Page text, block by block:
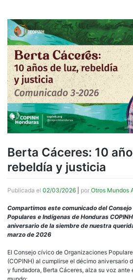
Berta Cáceres: 10
rebeldía y justicia
Publicada el 02/03/2026 por Otros Mundos
Compartimos este comunicado del
Populares e Indígenas de Honduras
aniversario de la siembre de nuestra
marzo de 2026
El Consejo cívico de Organizaciones
(COPINH) al cumplirse el décimo aniversario
y fundadora, Berta Cáceres, alza su voz ante